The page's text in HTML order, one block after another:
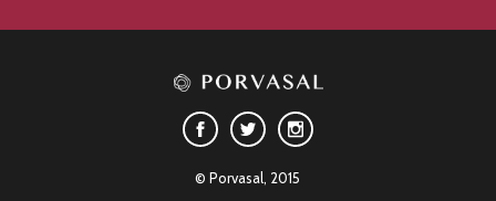
© Porvasal, 2015